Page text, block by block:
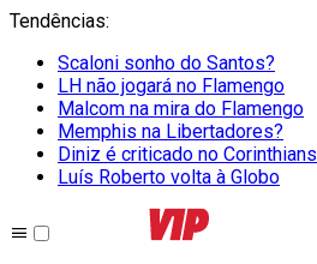
Tendências:
Scaloni sonho do Santos?
LH não jogará no Flamengo
Malcom na mira do Flamengo
Memphis na Libertadores?
Diniz é criticado no Corinthians
Luís Roberto volta à Globo